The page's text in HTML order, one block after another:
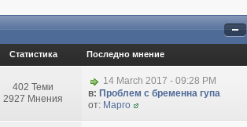
Статистика Последно мнение
402 Теми
2927 Мнения
14 March 2017 - 09:28 PM
в: Проблем с бременна гупа
от: Марго